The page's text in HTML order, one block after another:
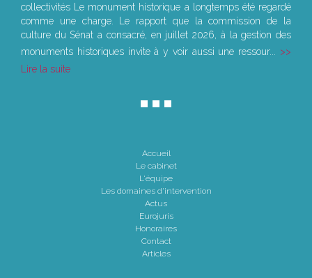
collectivités Le monument historique a longtemps été regardé
comme une charge. Le rapport que la commission de la
culture du Sénat a consacré, en juillet 2026, à la gestion des
monuments historiques invite à y voir aussi une ressour...
Lire la suite
Accueil
Le cabinet
L'équipe
Les domaines d'intervention
Actus
Eurojuris
Honoraires
Contact
Articles